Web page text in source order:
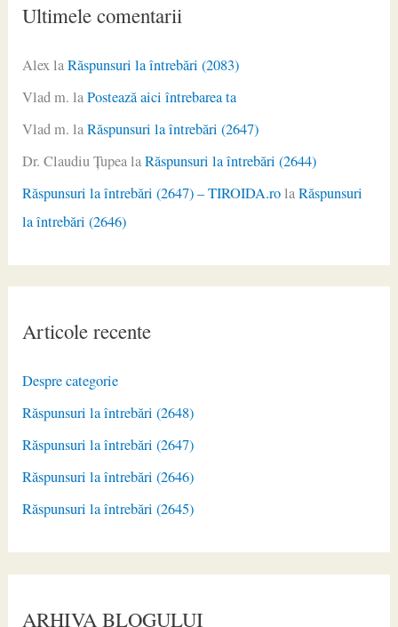
Ultimele comentarii
AlexlaRăspunsuri la întrebări (2083)
Vlad m. laPostează aici întrebarea ta
Vlad m. laRăspunsuri la întrebări (2647)
Dr. Claudiu ŢupealaRăspunsuri la întrebări (2644)
Răspunsuri la întrebări (2647) – TIROIDA.rolaRăspunsuri
la întrebări (2646)
Articole recente
Despre categorie
Răspunsuri la întrebări (2648)
Răspunsuri la întrebări (2647)
Răspunsuri la întrebări (2646)
Răspunsuri la întrebări (2645)
ARHIVA BLOGULUI